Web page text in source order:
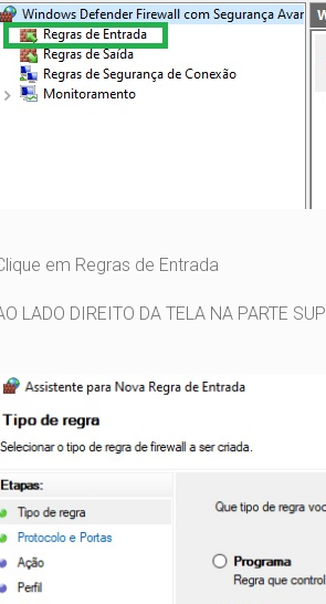
em Regras de Entrada
LADO DIREITO DA TELA NA PARTE